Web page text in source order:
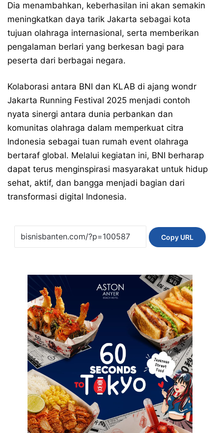
Dia menambahkan, keberhasilan ini akan semakin
meningkatkan daya tarik Jakarta sebagai kota
tujuan olahraga internasional, serta memberikan
pengalaman berlari yang berkesan bagi para
peserta dari berbagai negara.
Kolaborasi antara BNI dan KLAB di ajang wondr
Jakarta Running Festival 2025 menjadi contoh
nyata sinergi antara dunia perbankan dan
komunitas olahraga dalam memperkuat citra
Indonesia sebagai tuan rumah event olahraga
bertaraf global. Melalui kegiatan ini, BNI berharap
dapat terus menginspirasi masyarakat untuk hidup
sehat, aktif, dan bangga menjadi bagian dari
transformasi digital Indonesia.
Copy URL